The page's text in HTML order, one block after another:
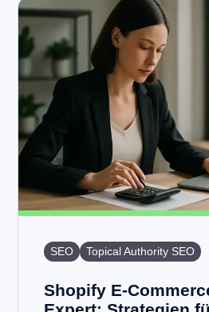
SEO Topical Authority SEO
Shopify E-